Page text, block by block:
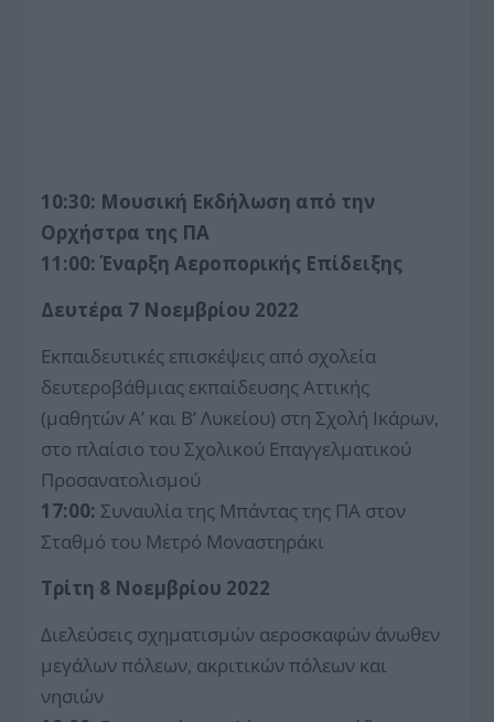
10:30: Μουσική Εκδήλωση από την
Ορχήστρα της ΠΑ
11:00: Έναρξη Αεροπορικής Επίδειξης
Δευτέρα 7 Νοεμβρίου 2022
Εκπαιδευτικές επισκέψεις από σχολεία
δευτεροβάθμιας εκπαίδευσης Αττικής
(μαθητών Α’ και Β’ Λυκείου) στη Σχολή Ικάρων,
στο πλαίσιο του Σχολικού Επαγγελματικού
Προσανατολισμού
17:00: Συναυλία της Μπάντας της ΠΑ στον
Σταθμό του Μετρό Μοναστηράκι
Τρίτη 8 Νοεμβρίου 2022
Διελεύσεις σχηματισμών αεροσκαφών άνωθεν
μεγάλων πόλεων, ακριτικών πόλεων και
νησιών